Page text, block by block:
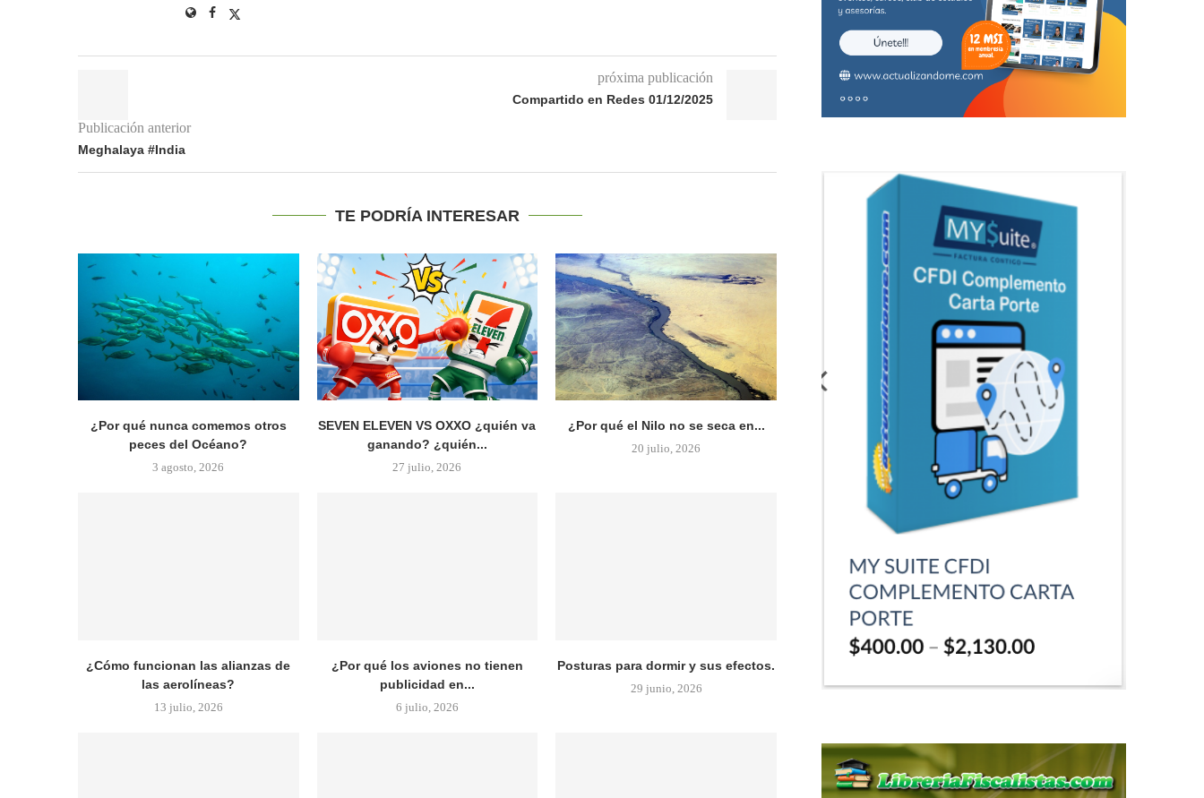
Publicación anterior
Meghalaya #India
próxima publicación
Compartido en Redes 01/12/2025
TE PODRÍA INTERESAR
¿Por qué nunca comemos otros
peces del Océano?
3 agosto, 2026
SEVEN ELEVEN VS OXXO ¿quién va
ganando? ¿quién...
27 julio, 2026
¿Por qué el Nilo no se seca en...
20 julio, 2026
¿Cómo funcionan las alianzas de
las aerolíneas?
13 julio, 2026
¿Por qué los aviones no tienen
publicidad en...
6 julio, 2026
Posturas para dormir y sus efectos.
29 junio, 2026